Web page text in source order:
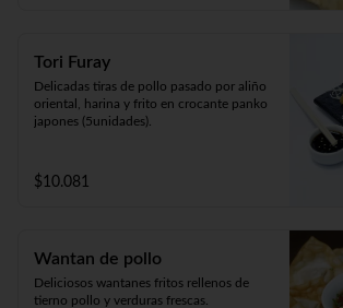
Tori Furay
Delicadas tiras de pollo pasado por aliño
oriental, harina y frito en crocante panko
japones (5unidades).
$10.081
Wantan de pollo
Deliciosos wantanes fritos rellenos de
tierno pollo y verduras frescas.